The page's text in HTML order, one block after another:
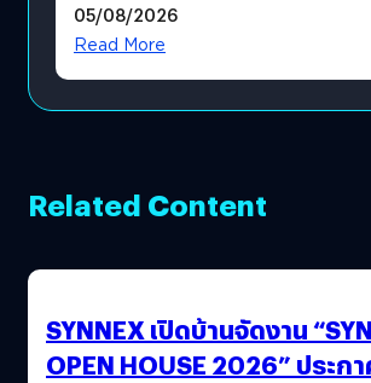
05/08/2026
Read More
Related Content
SYNNEX เปิดบ้านจัดงาน
OPEN HOUSE 2026” ประก